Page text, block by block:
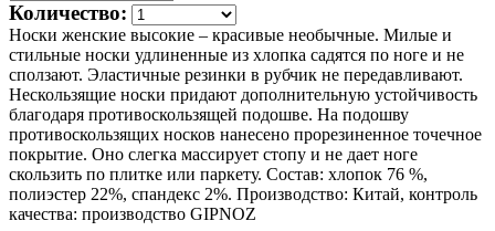
Количество:
Носки женские высокие – красивые необычные. Милые и
стильные носки удлиненные из хлопка садятся по ноге и не
сползают. Эластичные резинки в рубчик не передавливают.
Нескользящие носки придают дополнительную устойчивость
благодаря противоскользящей подошве. На подошву
противоскользящих носков нанесено прорезиненное точечное
покрытие. Оно слегка массирует стопу и не дает ноге
скользить по плитке или паркету. Состав: хлопок 76 %,
полиэстер 22%, спандекс 2%. Производство: Китай, контроль
качества: производство GIPNOZ